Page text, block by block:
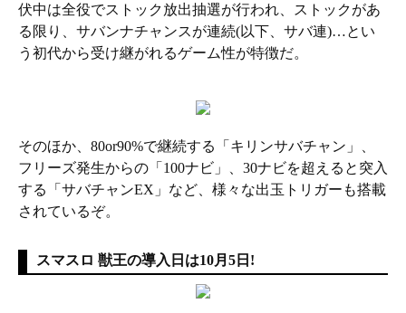
伏中は全役でストック放出抽選が行われ、ストックがあ
る限り、サバンナチャンスが連続(以下、サバ連)…とい
う初代から受け継がれるゲーム性が特徴だ。
そのほか、80or90%で継続する「キリンサバチャン」、
フリーズ発生からの「100ナビ」、30ナビを超えると突入
する「サバチャンEX」など、様々な出玉トリガーも搭載
されているぞ。
スマスロ 獣王の導入日は10月5日!